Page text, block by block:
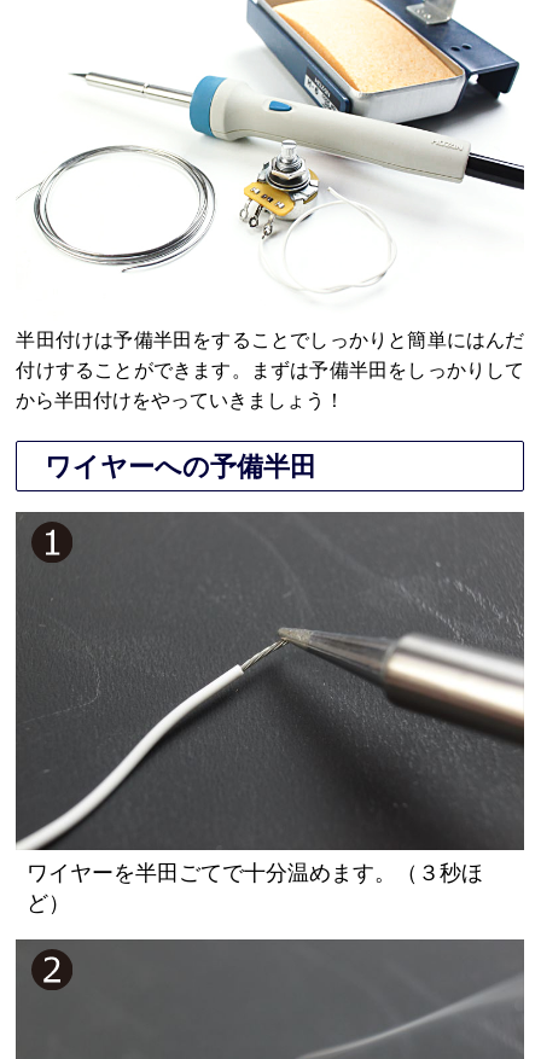
半田付けは予備半田をすることでしっかりと簡単にはんだ
付けすることができます。まずは予備半田をしっかりして
から半田付けをやっていきましょう！
ワイヤーへの予備半田
ワイヤーを半田ごてで十分温めます。（３秒ほ
ど）